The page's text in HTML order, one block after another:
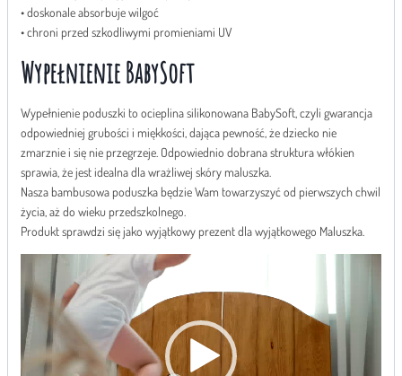
• doskonale absorbuje wilgoć
• chroni przed szkodliwymi promieniami UV
Wypełnienie BabySoft
Wypełnienie poduszki to ocieplina silikonowana BabySoft, czyli gwarancja
odpowiedniej grubości i miękkości, dająca pewność, że dziecko nie
zmarznie i się nie przegrzeje. Odpowiednio dobrana struktura włókien
sprawia, że jest idealna dla wrażliwej skóry maluszka.
Nasza bambusowa poduszka będzie Wam towarzyszyć od pierwszych chwil
życia, aż do wieku przedszkolnego.
Produkt sprawdzi się jako wyjątkowy prezent dla wyjątkowego Maluszka.
r